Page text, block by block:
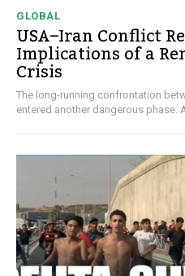
GLOBAL
USA–Iran Conflict
Implications of a
Crisis
The long-running confrontation
entered another dangerous phase.